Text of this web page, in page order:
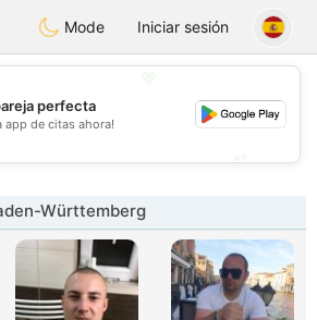
DeutschDating
Mode Iniciar sesión
💕
perfecta
app de citas ahora!
Württemberg